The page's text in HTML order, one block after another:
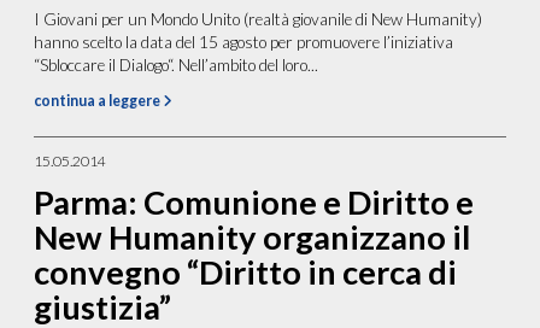
I Giovani per un Mondo Unito (realtà giovanile di New Humanity)
hanno scelto la data del 15 agosto per promuovere l’iniziativa
“Sbloccare il Dialogo“. Nell’ambito del loro...
continua a leggere
15.05.2014
Parma: Comunione e Diritto e
New Humanity organizzano il
convegno “Diritto in cerca di
giustizia”